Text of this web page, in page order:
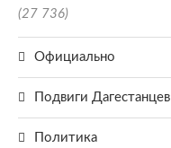
(27 736)
Официально
Подвиги Дагестанцев
Политика